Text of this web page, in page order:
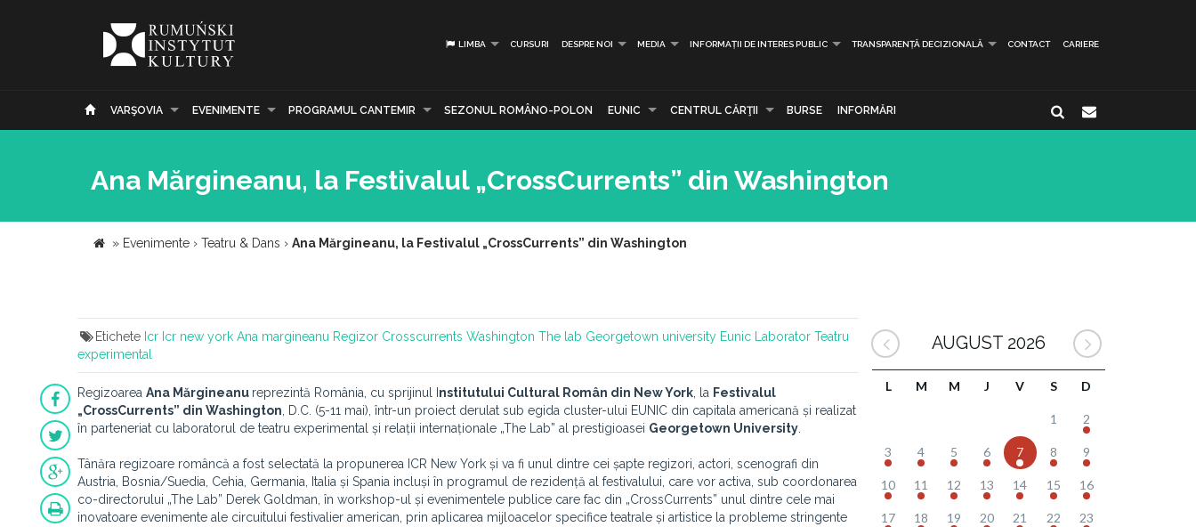
LIMBA CURSURI DESPRE NOI MEDIA INFORMAȚII DE INTERES PUBLIC TRANSPARENȚĂ DECIZIONALĂ CONTACT CARIERE
VARŞOVIA EVENIMENTE PROGRAMUL CANTEMIR SEZONUL ROMÂNO-POLON EUNIC CENTRUL CĂRŢII BURSE INFORMĂRI
Ana Mărgineanu, la Festivalul „CrossCurrents” din Washington
» Evenimente › Teatru & Dans › Ana Mărgineanu, la Festivalul „CrossCurrents” din Washington
Etichete Icr Icr new york Ana margineanu Regizor Crosscurrents Washington The lab Georgetown university Eunic Laborator Teatru
experimental
Regizoarea Ana Mărgineanu reprezintă România, cu sprijinul I nstitutului Cultural Român din New York , la Festivalul
„CrossCurrents” din Washington , D.C. (5-11 mai), într-un proiect derulat sub egida cluster-ului EUNIC din capitala americană și realizat
în parteneriat cu laboratorul de teatru experimental și relații internaționale „The Lab” al prestigioasei Georgetown University
Tânăra regizoare româncă a fost selectată la propunerea ICR New York și va fi unul dintre cei șapte regizori, actori, scenografi din
Austria, Bosnia/Suedia, Cehia, Germania, Italia și Spania incluși în programul de rezidență al festivalului, care vor activa, sub coordonarea
co-directorului „The Lab” Derek Goldman, în workshop-ul și evenimentele publice care fac din „CrossCurrents” unul dintre cele mai
inovatoare evenimente ale circuitului festivalier american, prin aplicarea mijloacelor specifice teatrale și artistice la probleme stringente
AUGUST 2026
L M M J V S D
1 2
3 4 5 6 7 8 9
10 11 12 13 14 15 16
17 18 19 20 21 22 23